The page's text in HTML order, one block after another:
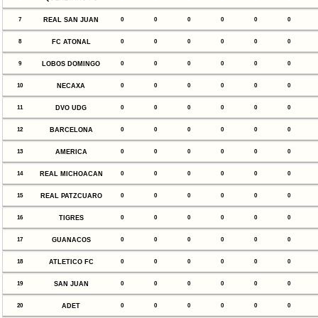
7 REAL SAN JUAN 0 0 0 0 0 0
8 FC ATONAL 0 0 0 0 0 0
9 LOBOS DOMINGO 0 0 0 0 0 0
10 NECAXA 0 0 0 0 0 0
11 DVO UDG 0 0 0 0 0 0
12 BARCELONA 0 0 0 0 0 0
13 AMERICA 0 0 0 0 0 0
14 REAL MICHOACAN 0 0 0 0 0 0
15 REAL PATZCUARO 0 0 0 0 0 0
16 TIGRES 0 0 0 0 0 0
17 GUANACOS 0 0 0 0 0 0
18 ATLETICO FC 0 0 0 0 0 0
19 SAN JUAN 0 0 0 0 0 0
20 ADET 0 0 0 0 0 0